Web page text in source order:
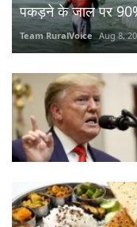
पकड़ने के जाल पर
Team RuralVoice Aug 8,